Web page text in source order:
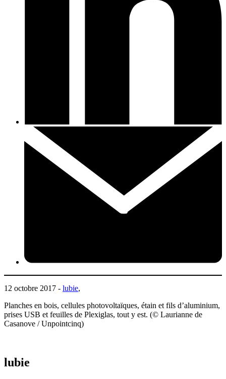
12 octobre 2017 - lubie,
Planches en bois, cellules photovoltaïques, étain et fils d’aluminium,
prises USB et feuilles de Plexiglas, tout y est. (© Laurianne de
Casanove / Unpointcinq)
lubie